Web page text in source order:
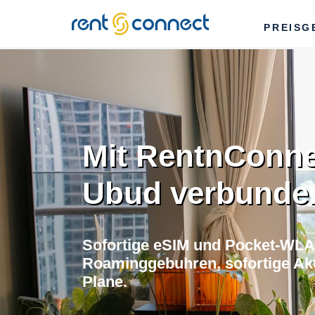
RENT'N
CONNECT
Mit
Ubud
Sofortige eSIM und Pocket-
Roaminggebuhren, sofortige
Plane.